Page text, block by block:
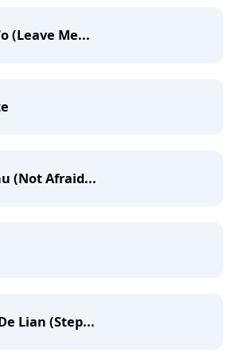
(Leave Me...
(Not Afraid...
Lian (Step...